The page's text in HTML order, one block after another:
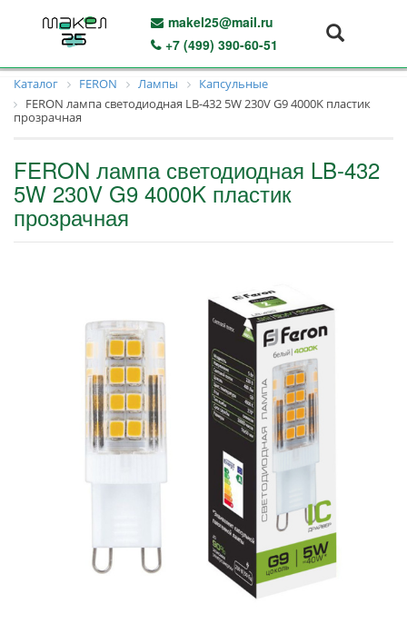
makel25@mail.ru
+7 (499) 390-60-51
Каталог FERON Лампы
Капсульные
FERON лампа светодиодная LB-432 5W 230V G9 4000K пластик
прозрачная
FERON лампа светодиодная LB-432
5W 230V G9 4000K пластик
прозрачная